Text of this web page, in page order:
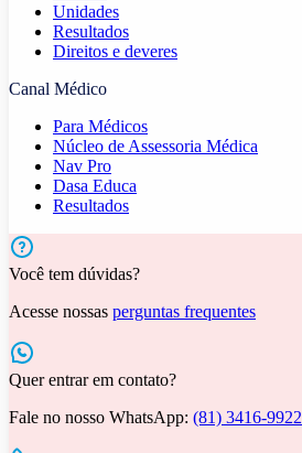
Unidades
Resultados
Direitos e deveres
Canal Médico
Para Médicos
Núcleo de Assessoria Médica
Nav Pro
Dasa Educa
Resultados
Você tem dúvidas?
Acesse nossas perguntas frequentes
Quer entrar em contato?
Fale no nosso WhatsApp: (81) 3416-9922